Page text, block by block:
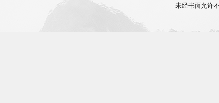
未经书面允许